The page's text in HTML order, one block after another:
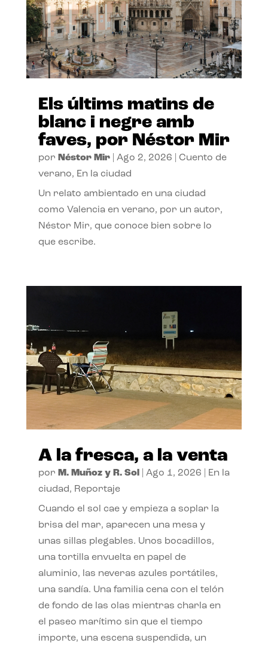
Els últims matins de
blanc i negre amb
faves, por Néstor Mir
por Néstor Mir| Ago 2, 2026
Cuento de
verano, En la ciudad
Un relato ambientado en una ciudad
como Valencia en verano, por un autor,
Néstor Mir, que conoce bien sobre lo
que escribe.
A la fresca, a la venta
por M. Muñoz y R. Sol| Ago 1, 2026
En la
ciudad, Reportaje
Cuando el sol cae y empieza a soplar la
brisa del mar, aparecen una mesa y
unas sillas plegables. Unos bocadillos,
una tortilla envuelta en papel de
aluminio, las neveras azules portátiles,
una sandía. Una familia cena con el telón
de fondo de las olas mientras charla en
el paseo marítimo sin que el tiempo
importe, una escena suspendida, un